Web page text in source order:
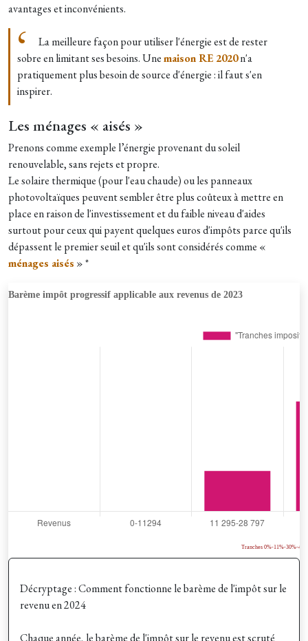
avantages et inconvénients.
La meilleure façon pour utiliser l'énergie est de rester
sobre en limitant ses besoins. Unemaison RE 2020n'a
pratiquement plus besoin de source d'énergie : il faut s'en
inspirer.
Les ménages « aisés »
Prenons comme exemple l’énergie provenant du soleil
renouvelable, sans rejets et propre.
Le solaire thermique (pour l'eau chaude) ou les panneaux
photovoltaïques peuvent sembler être plus coûteux à mettre en
place en raison de l'investissement et du faible niveau d'aides
surtout pour ceux qui payent quelques euros d'impôts parce qu'ils
dépassent le premier seuil et qu'ils sont considérés comme «
ménages aisés » *
Décryptage : Comment fonctionne le barème de l'impôt sur le
revenu en 2024
Chaque année, le barème de l'impôt sur le revenu est scruté